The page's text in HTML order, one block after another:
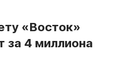
«Восток»
за 4 миллиона